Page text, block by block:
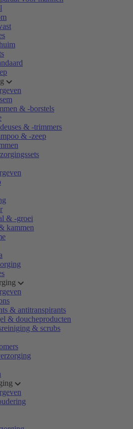
& -borstels
& -trimmers
& -zeep
& -groei
kammen
& antitranspirants
& doucheproducten
& scrubs